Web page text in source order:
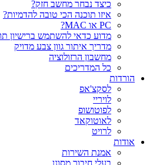
כיצד נבחר מחשב חזק?
איזו תוכנה הכי טובה להדמיות?‎‎
PC או MAC?
מדוע כדאי להשתמש ברישיון
מדריך איתור גוון צבע מדויק
מחשבון הרזולוציה
כל המדריכים
הורדות
לסקצ'אפ
לויריי
לפוטושופ
לאוטוקאד
לרויט
אודות
אמנת השירות
בעלי חיבור מסונן